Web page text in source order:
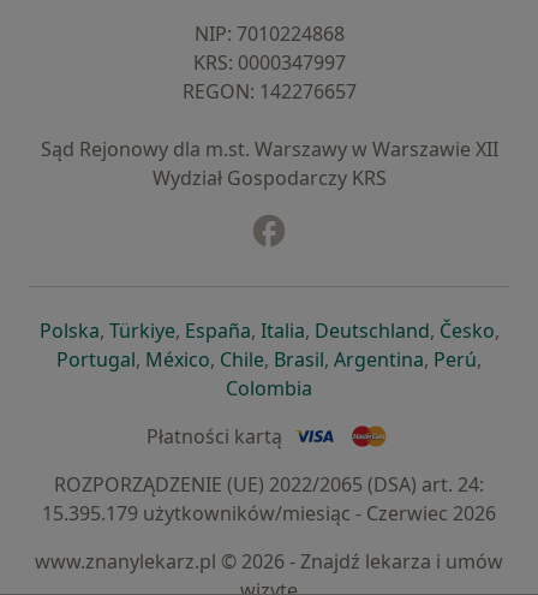
NIP: ⁠7010224868
KRS: ⁠0000347997
REGON: ⁠142276657
Sąd Rejonowy dla m.st. Warszawy w Warszawie XII
Wydział Gospodarczy KRS
Polskaotwiera się w nowej karcie
, Türkiyeotwiera się w nowej karcie
, Españaotwiera się w nowej karcie
, Italiaotwiera się w nowej
, Deutschlandotwiera się
, Česko,
Portugalotwiera się w nowej karcie
, Méxicootwiera się w nowej karcie
, Chileotwiera się w nowej karcie
, Brasilotwiera się w nowej
, Argentinaotwiera się
, Perú,
Colombia
Płatności kartą
ROZPORZĄDZENIE (UE) 2022/2065 (DSA) art. 24:
15.395.179 użytkowników/miesiąc - Czerwiec 2026
www.znanylekarz.pl © 2026 - Znajdź lekarza i umów